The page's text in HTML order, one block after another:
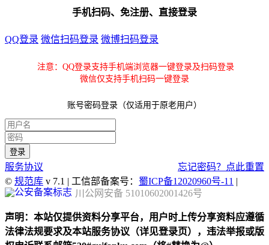
手机扫码、免注册、直接登录
QQ登录 微信扫码登录 微博扫码登录
注意：QQ登录支持手机端浏览器一键登录及扫码登录
微信仅支持手机扫码一键登录
账号密码登录（仅适用于原老用户）
服务协议
忘记密码？点此重置
© 规范库 v 7.1 | 工信部备案号： 蜀ICP备12020960号-11 |
川公网安备 51010602001426号
声明：本站仅提供资料分享平台，用户时上传分享资料应遵循
法律法规要求及本站服务协议（详见登录页），违法举报或版